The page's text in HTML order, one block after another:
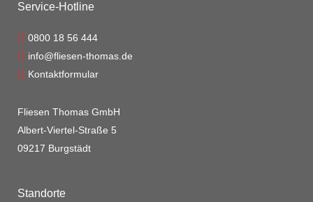
Service-Hotline
0800 18 56 444
info@fliesen-thomas.de
Kontaktformular
Fliesen Thomas GmbH
Albert-Viertel-Straße 5
09217 Burgstädt
Standorte